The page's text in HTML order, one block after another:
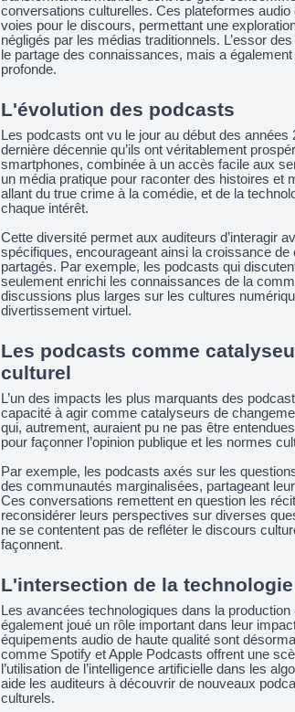
conversations culturelles. Ces plateformes
voies pour le discours, permettant une
négligés par les médias traditionnels. L’essor
le partage des connaissances, mais a
profonde.
L'évolution des podcasts
Les podcasts ont vu le jour au début des années
dernière décennie qu’ils ont véritablement
smartphones, combinée à un accès facile aux
un média pratique pour raconter des histoires et
allant du true crime à la comédie, et de la
chaque intérêt.
Cette diversité permet aux auditeurs d’interagir
spécifiques, encourageant ainsi la croissance de
partagés. Par exemple, les podcasts qui
seulement enrichi les connaissances de la
discussions plus larges sur les cultures
divertissement virtuel.
Les podcasts comme
culturel
L’un des impacts les plus marquants des
capacité à agir comme catalyseurs de
qui, autrement, auraient pu ne pas être
pour façonner l’opinion publique et les normes
Par exemple, les podcasts axés sur les
des communautés marginalisées, partageant
Ces conversations remettent en question les
reconsidérer leurs perspectives sur diverses
ne se contentent pas de refléter le discours
façonnent.
L'intersection de la
Les avancées technologiques dans la
également joué un rôle important dans leur
équipements audio de haute qualité sont
comme Spotify et Apple Podcasts offrent une
l’utilisation de l’intelligence artificielle dans les
aide les auditeurs à découvrir de nouveaux
culturels.